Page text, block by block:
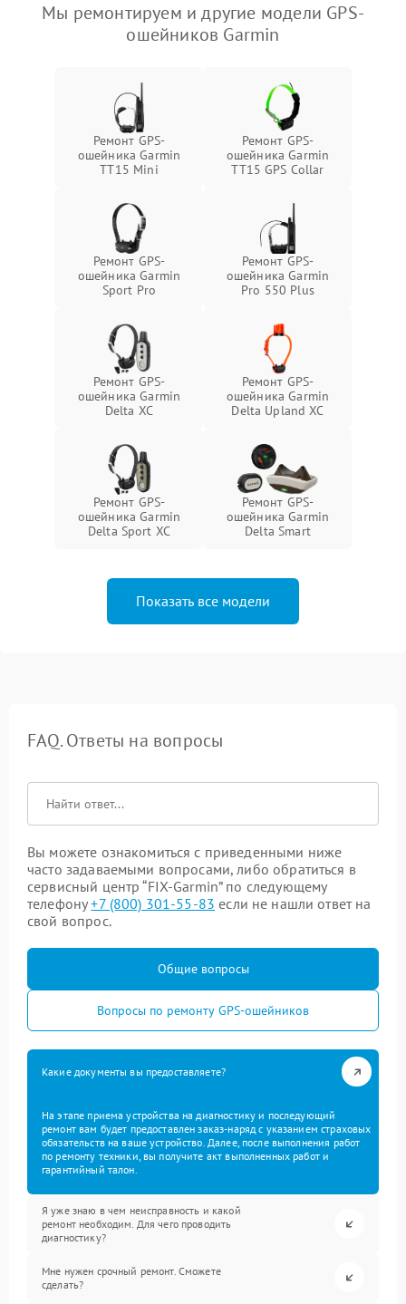
Мы ремонтируем и другие модели GPS-
ошейников Garmin
Ремонт GPS-
ошейника Garmin
TT15 Mini
Ремонт GPS-
ошейника Garmin
TT15 GPS Collar
Ремонт GPS-
ошейника Garmin
Sport Pro
Ремонт GPS-
ошейника Garmin
Pro 550 Plus
Ремонт GPS-
ошейника Garmin
Delta XC
Ремонт GPS-
ошейника Garmin
Delta Upland XC
Ремонт GPS-
ошейника Garmin
Delta Sport XC
Ремонт GPS-
ошейника Garmin
Delta Smart
Показать все модели
FAQ. Ответы на вопросы
Вы можете ознакомиться с приведенными ниже
часто задаваемыми вопросами, либо обратиться в
сервисный центр “FIX-Garmin” по следующему
телефону+7 (800) 301-55-83 если не нашли ответ на
свой вопрос.
Общие вопросы
Вопросы по ремонту GPS-ошейников
Какие документы вы предоставляете?
На этапе приема устройства на диагностику и последующий
ремонт вам будет предоставлен заказ-наряд с указанием страховых
обязательств на ваше устройство. Далее, после выполнения работ
по ремонту техники, вы получите акт выполненных работ и
гарантийный талон.
Я уже знаю в чем неисправность и какой
ремонт необходим. Для чего проводить
диагностику?
Мне нужен срочный ремонт. Сможете
сделать?